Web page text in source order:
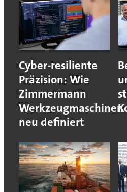
Cyber-resiliente
Präzision: Wie
Zimmermann
Werkzeugmaschinen
neu definiert